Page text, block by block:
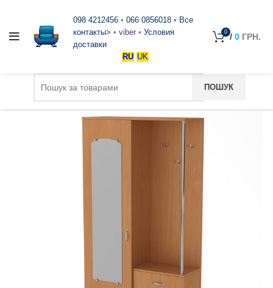
098 4212456 • 066 0856018 • Все
контакты> • viber • Условия
доставки
RU UK
0 / 0 ГРН.